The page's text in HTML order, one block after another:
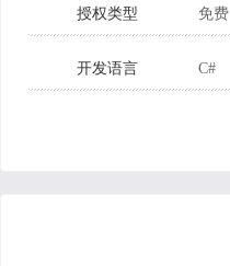
授权类型 免费
开发语言 C#